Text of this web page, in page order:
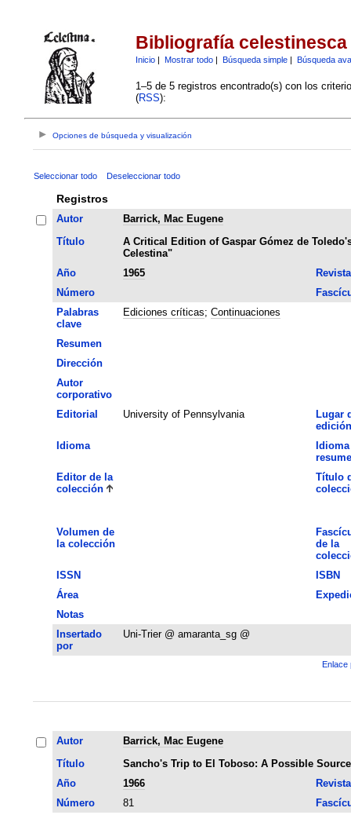
Bibliografía celestinesca
Inicio| Mostrar todo| Búsqueda simple| Búsqueda
1–5 de 5 registros encontrado(s) con los
(RSS):
Opciones de búsqueda y visualización
Seleccionar todo Deseleccionar todo
Registros
Autor
Barrick, Mac Eugene
Título
A Critical Edition of Gaspar Gómez de
Celestina"
Año
1965
Revista
Número
Palabras
clave
Ediciones críticas; Continuaciones
Resumen
Dirección
Autor
corporativo
Editorial
University of Pennsylvania
Lugar
edición
Idioma
Editor de la
colección
Título
Volumen de
la colección
de la
ISSN
ISBN
Área
Notas
Insertado
por
Uni-Trier @ amaranta_sg @
Enlace
Autor
Barrick, Mac Eugene
Título
Sancho's Trip to El Toboso: A Possible Source
Año
1966
Revista
Número
81